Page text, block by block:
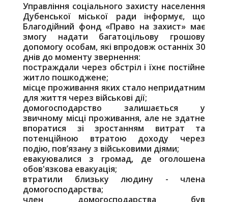
Управління соціального захисту населення
Дубенської міської ради інформує, що
Благодійний фонд «Право на захист» має
змогу надати багатоцільову грошову
допомогу особам, які впродовж останніх 30
днів до моменту звернення:
постраждали через обстріл і їхнє постійне
житло пошкоджене;
місце проживання яких стало непридатним
для життя через військові дії;
домогосподарство залишається у
звичному місці проживання, але не здатне
впоратися зі зростанням витрат та
потенційною втратою доходу через
подію, пов’язану з військовими діями;
евакуювалися з громад, де оголошена
обов'язкова евакуація;
втратили близьку людину - члена
домогосподарства;
член домогосподарства був